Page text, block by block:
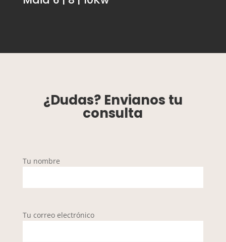
¿Dudas? Envianos tu
consulta
Tu nombre
Tu correo electrónico